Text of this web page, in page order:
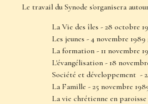
Le travail du Synode s'organisera
La Vie des îles - 28 octobre
Les jeunes - 4 novembre 1989
La formation - 11 novembre
L'évangélisation - 18
Société et développement -
La Famille - 25 novembre
La vie chrétienne en p